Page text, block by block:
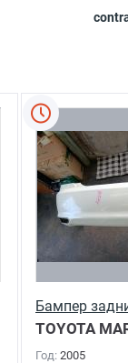
Бампер
TOYOTA
Год: 2005